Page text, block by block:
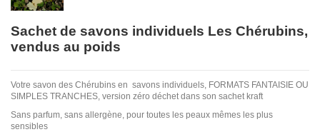
Sachet de savons individuels Les Chérubins,
vendus au poids
Votre savon des Chérubins en savons individuels, FORMATS FANTAISIE OU
SIMPLES TRANCHES, version zéro déchet dans son sachet kraft
Sans parfum, sans allergène, pour toutes les peaux mêmes les plus
sensibles